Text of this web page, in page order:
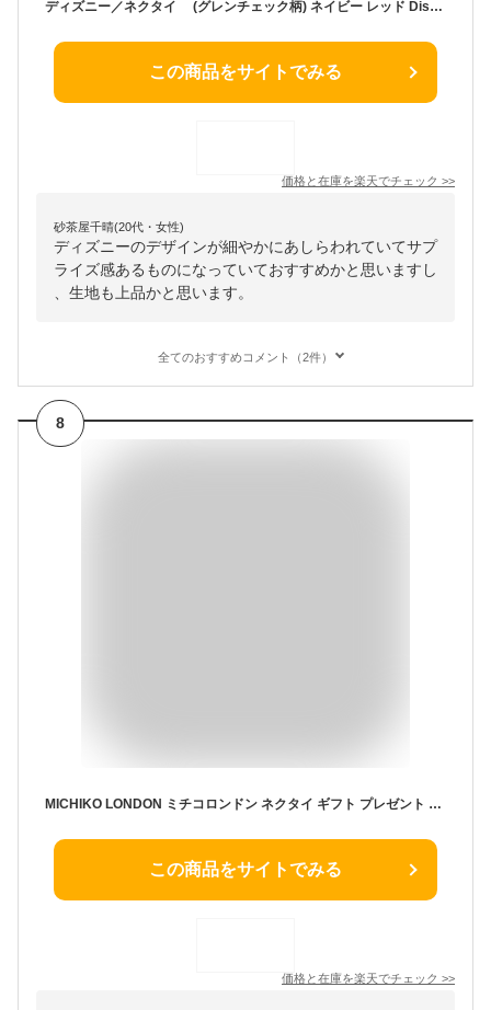
ディズニー／ネクタイ (グレンチェック柄) ネイビー レッド Disney necktie シルク100%プレゼント ギフト新生活 新社会人 新入社員 フレッシャーズ ブランドネクタイ ネクタイブランド 送料無料敬老の日キャラクター
この商品をサイトでみる
価格と在庫を楽天でチェック >>
砂茶屋千晴(20代・女性)
ディズニーのデザインが細やかにあしらわれていてサプ
ライズ感あるものになっていておすすめかと思いますし
、生地も上品かと思います。
全てのおすすめコメント（2件）
8
MICHIKO LONDON ミチコロンドン ネクタイ ギフト プレゼント バレンタイン 父の日 卒業式 入学式 就活 仮装 コスプレMLKネイビー ブルー 水色 ストライプMLK-259
この商品をサイトでみる
価格と在庫を楽天でチェック >>